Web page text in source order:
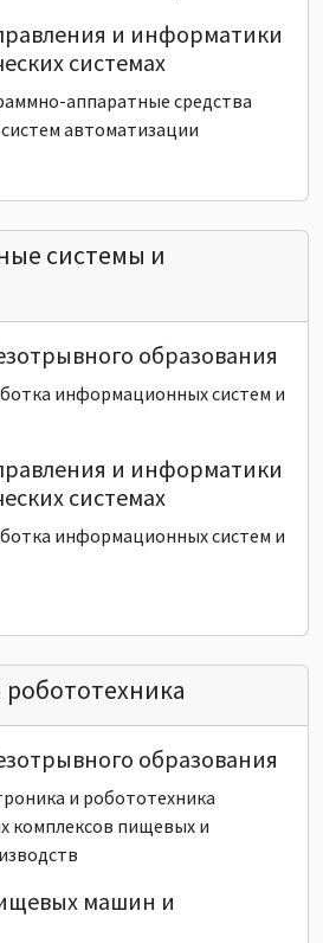
и информатики
системах
аппаратные средства
автоматизации
системы и
образования
информационных систем и
и информатики
системах
информационных систем и
образования
и робототехника
комплексов пищевых и
машин и